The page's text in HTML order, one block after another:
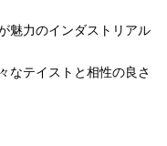
魅力のインダストリアル
なテイストと相性の良さ